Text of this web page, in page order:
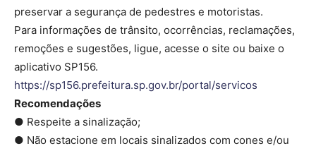
preservar a segurança de pedestres e motoristas.
Para informações de trânsito, ocorrências, reclamações,
remoções e sugestões, ligue, acesse o site ou baixe o
aplicativo SP156.
https://sp156.prefeitura.sp.gov.br/portal/servicos
Recomendações
● Respeite a sinalização;
● Não estacione em locais sinalizados com cones e/ou